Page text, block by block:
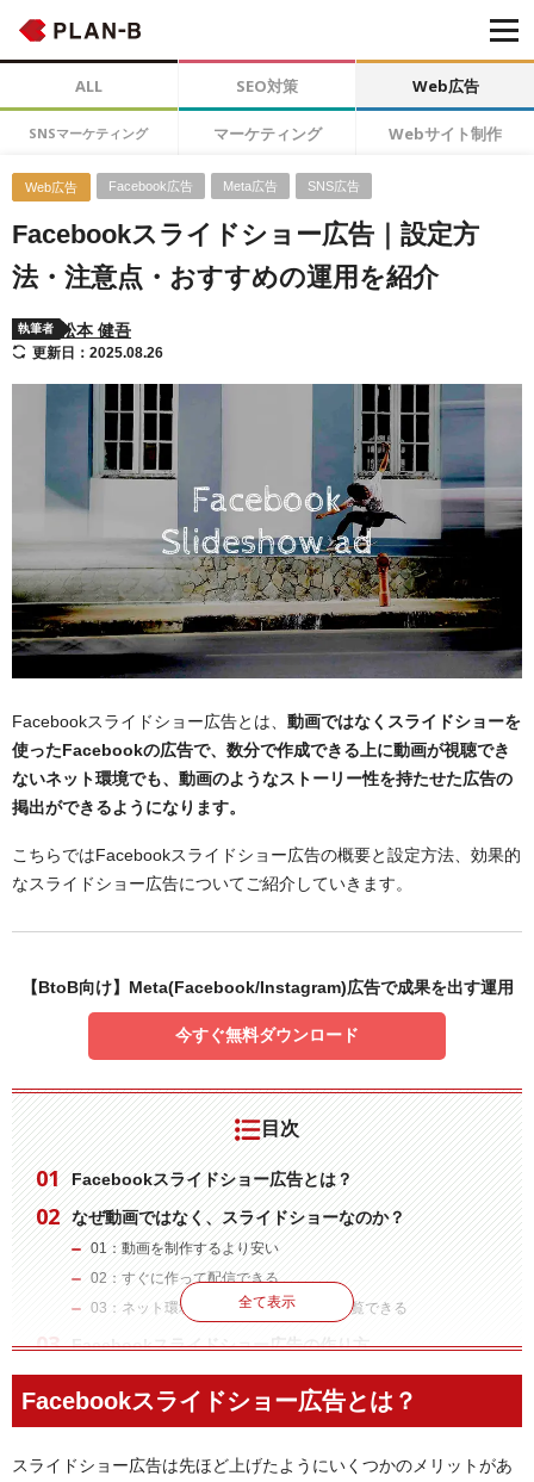
ALL SEO対策 Web広告
SNSマーケティング マーケティング Webサイト制作
Web広告 Facebook広告 Meta広告 SNS広告
Facebookスライドショー広告｜設定方
法・注意点・おすすめの運用を紹介
執筆者 松本 健吾
更新日：2025.08.26
Facebookスライドショー広告とは、 動画ではなくスライドショーを
使ったFacebookの広告で、数分で作成できる上に動画が視聴でき
ないネット環境でも、動画のようなストーリー性を持たせた広告の
掲出ができるようになります。
こちらではFacebookスライドショー広告の概要と設定方法、効果的
なスライドショー広告についてご紹介していきます。
【BtoB向け】Meta(Facebook/Instagram)広告で成果を出す運用
今すぐ無料ダウンロード
目次
Facebookスライドショー広告とは？
なぜ動画ではなく、スライドショーなのか？
01：動画を制作するより安い
02：すぐに作って配信できる
03：ネット環境が遅くても同じように閲覧できる
Facebookスライドショー広告の作り方
まずは広告マネージャーを開きます
広告セットを作成します
画像を入力したらアスペクト比（画像のバランス）を決めます
全て表示
Facebookスライドショー広告とは？
スライドショー広告は先ほど上げたようにいくつかのメリットがあ